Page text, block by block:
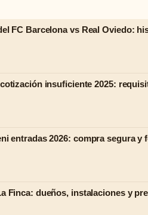
FC Barcelona vs Real Oviedo:
insuficiente 2025:
entradas 2026: compra segura y
Finca: dueños, instalaciones y